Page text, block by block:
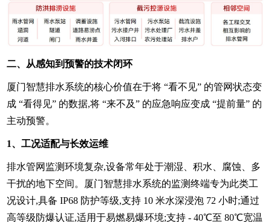
二、从感知到预警的技术闭环
厦门智慧排水系统的核心价值在于将 “看不见” 的管网状态变
成 “看得见” 的数据,将 “来不及” 的应急响应变成 “提前量” 的
主动预警。
1、工况适配与长效运维
排水管网监测环境复杂,设备常年处于潮湿、积水、腐蚀、多
干扰的地下空间。厦门智慧排水系统的监测终端专为此类工
况设计,具备 IP68 防护等级,支持 10 米水深浸泡 72 小时;通过
高等级防爆认证,适用于易燃易爆环境;支持 - 40℃至 80℃宽温